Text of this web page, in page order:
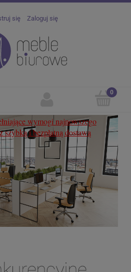
się Zaloguj się
wymogi najnowszego
szybką i bezpłatną dostawą